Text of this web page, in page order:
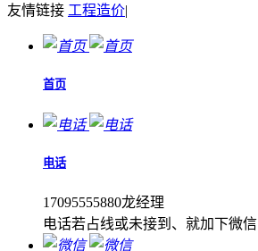
友情链接 工程造价|
首页
电话
17095555880龙经理
电话若占线或未接到、就加下微信